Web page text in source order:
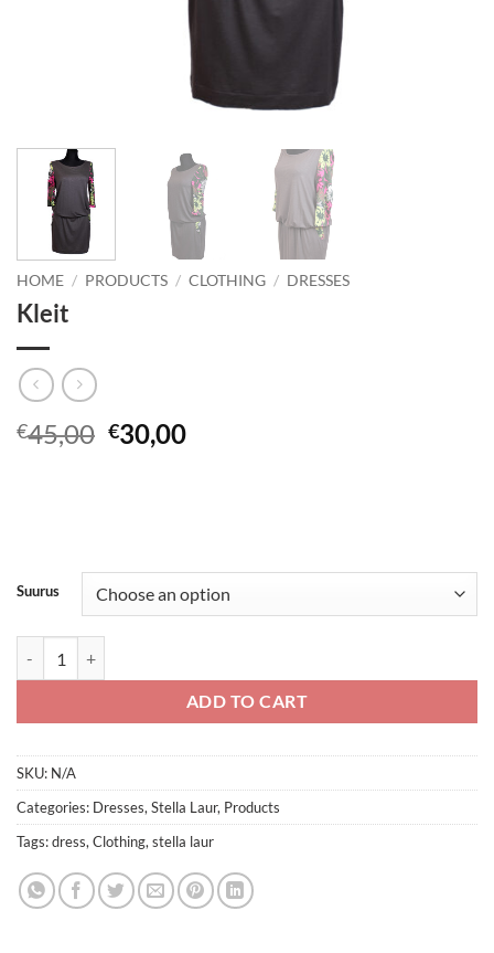
HOME / PRODUCTS / CLOTHING / DRESSES
Kleit
€45,00 Original
price
€30,00Current
Suurus
ADD TO CART
SKU: N/A
Categories: Dresses, Stella Laur, Products
Tags:dress, Clothing, stella laur